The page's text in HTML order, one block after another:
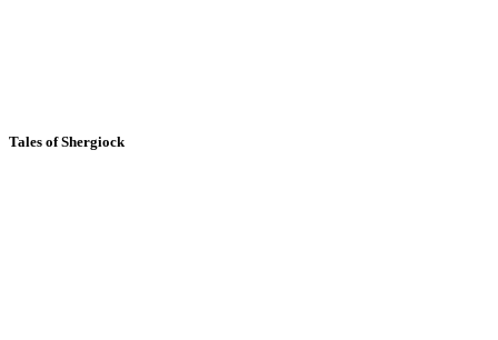
Tales of Shergiock